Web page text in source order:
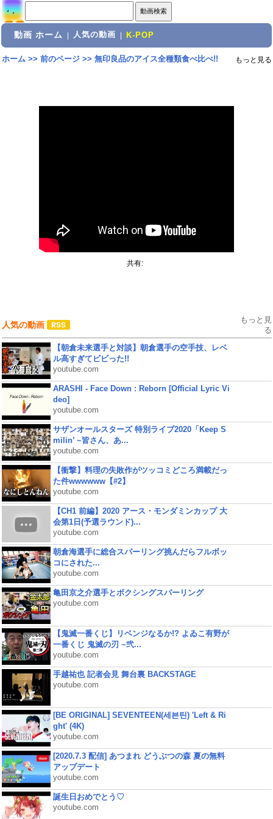
動画 ホーム 人気の動画 K-POP
ホーム>> 前のページ>> 無印良品のアイス全種類食べ比べ!! もっと見る
共有:
人気の動画
もっと見
る
【朝倉未来選手と対談】朝倉選手の空手技、レベ
ル高すぎてビビった!!
youtube.com
ARASHI - Face Down : Reborn [Official Lyric Vi
deo]
youtube.com
サザンオールスターズ 特別ライブ2020「Keep S
milin’ ~皆さん、あ...
youtube.com
【衝撃】料理の失敗作がツッコミどころ満載だっ
た件wwwwww【#2】
youtube.com
【CH1 前編】2020 アース・モンダミンカップ 大
会第1日(予選ラウンド)...
youtube.com
朝倉海選手に総合スパーリング挑んだらフルボッ
コにされた...
youtube.com
亀田京之介選手とボクシングスパーリング
youtube.com
【鬼滅一番くじ】リベンジなるか!? よゐこ有野が
一番くじ 鬼滅の刃 ~弐...
youtube.com
手越祐也 記者会見 舞台裏 BACKSTAGE
youtube.com
[BE ORIGINAL] SEVENTEEN(세븐틴) 'Left & Ri
ght' (4K)
youtube.com
[2020.7.3 配信] あつまれ どうぶつの森 夏の無料
アップデート
youtube.com
誕生日おめでとう♡
youtube.com